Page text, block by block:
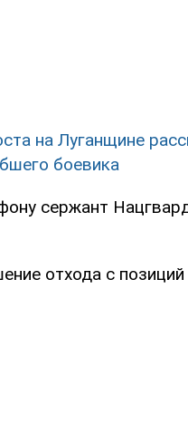
на Луганщине
боевика
сержант
отхода с